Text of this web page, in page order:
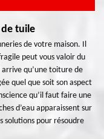
tuile
de votre maison. Il
peut vous valoir du
qu’une toiture de
quel que soit son aspect
qu’il faut faire une
d’eau apparaissent sur
solutions pour résoudre